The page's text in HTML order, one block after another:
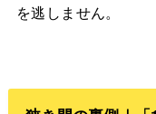
を逃しません。